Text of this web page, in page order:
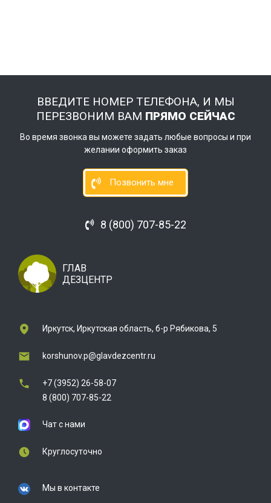
ВВЕДИТЕ НОМЕР ТЕЛЕФОНА, И МЫ
ПЕРЕЗВОНИМ ВАМ ПРЯМО СЕЙЧАС
Во время звонка вы можете задать любые вопросы и при
желании оформить заказ
Позвонить мне
8 (800) 707-85-22
ГЛАВ
ДЕЗЦЕНТР
Иркутск, Иркутская область, б-р Рябикова, 5
korshunov.p@glavdezcentr.ru
+7 (3952) 26-58-07
8 (800) 707-85-22
Чат с нами
Круглосуточно
Мы в контакте